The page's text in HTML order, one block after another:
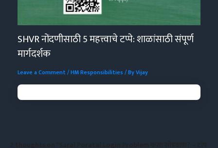
SHVR नोंदणीसाठी 5 महत्त्वाचे टप्पे: शाळांसाठी संपूर्ण
मार्गदर्शक
Leave a Comment/HM Responsibilities / ByVijay